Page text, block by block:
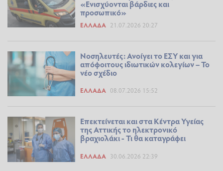
«Ενισχύονται βάρδιες και
προσωπικό»
ΕΛΛΆΔΑ 21.07.2026 20:27
Νοσηλευτές: Ανοίγει το ΕΣΥ και για
απόφοιτους ιδιωτικών κολεγίων – Το
νέο σχέδιο
ΕΛΛΆΔΑ 08.07.2026 15:52
Επεκτείνεται και στα Κέντρα Υγείας
της Αττικής το ηλεκτρονικό
βραχιολάκι - Τι θα καταγράφει
ΕΛΛΆΔΑ 30.06.2026 22:39